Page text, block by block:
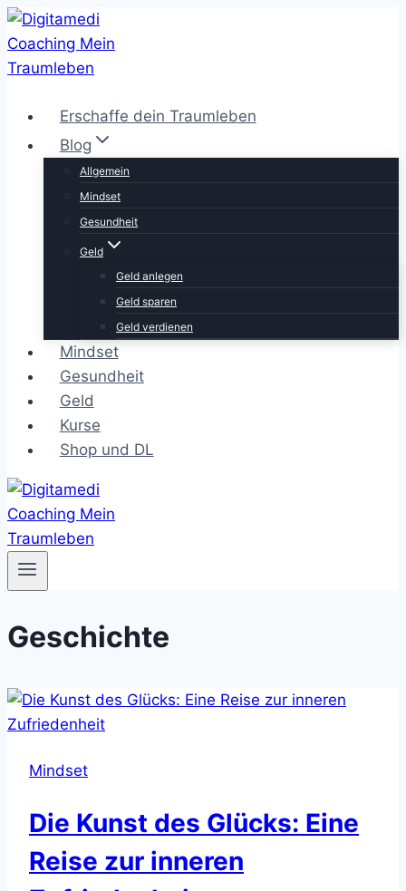
Zum
Inhalt
springen
Erschaffe dein Traumleben
Blog
Allgemein
Mindset
Gesundheit
Geld
Geld anlegen
Geld sparen
Geld verdienen
Mindset
Gesundheit
Geld
Kurse
Shop und DL
Geschichte
Mindset
Die Kunst des Glücks: Eine
Reise zur inneren